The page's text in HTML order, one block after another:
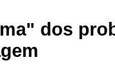
dos